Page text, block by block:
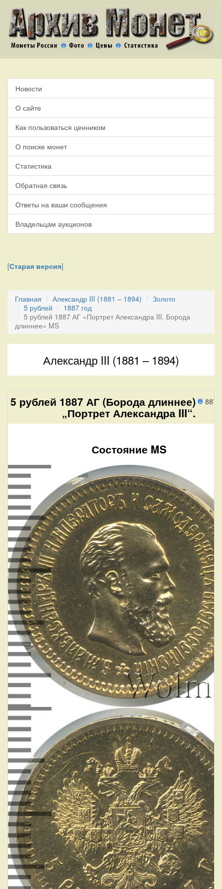
Новости
О сайте
Как пользоваться ценником
О поиске монет
Статистика
Обратная связь
Ответы на ваши сообщения
Владельцам аукционов
[Старая версия]
Главная Александр III (1881 – 1894)
Золото
5 рублей
1887 год
5 рублей 1887 АГ «Портрет Александра III. Борода
длиннее» MS
Александр III (1881 – 1894)
887
5 рублей 1887 АГ (Борода длиннее)
„Портрет Александра III“.
Состояние MS